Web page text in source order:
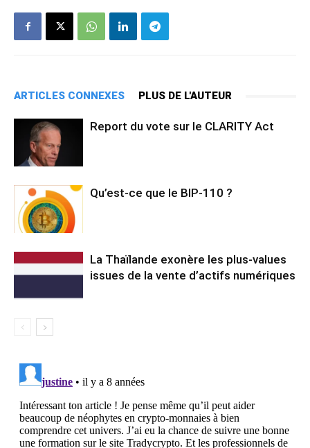
ARTICLES CONNEXES PLUS DE L'AUTEUR
Report du vote sur le CLARITY Act
Qu’est-ce que le BIP-110 ?
La Thaïlande exonère les plus-values
issues de la vente d’actifs numériques